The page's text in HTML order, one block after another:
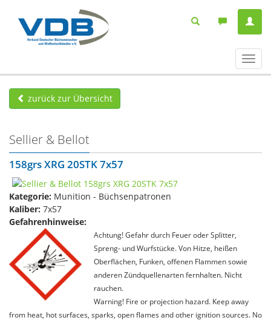
ein-/
zurück zur Übersicht
Sellier & Bellot
158grs XRG 20STK 7x57
Kategorie: Munition - Büchsenpatronen
Kaliber: 7x57
Gefahrenhinweise:
Achtung! Gefahr durch Feuer oder Splitter,
Spreng- und Wurfstücke. Von Hitze, heißen
Oberflächen, Funken, offenen Flammen sowie
anderen Zündquellenarten fernhalten. Nicht
rauchen.
Warning! Fire or projection hazard. Keep away
from heat, hot surfaces, sparks, open flames and other ignition sources. No